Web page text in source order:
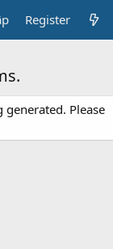
Register
Please